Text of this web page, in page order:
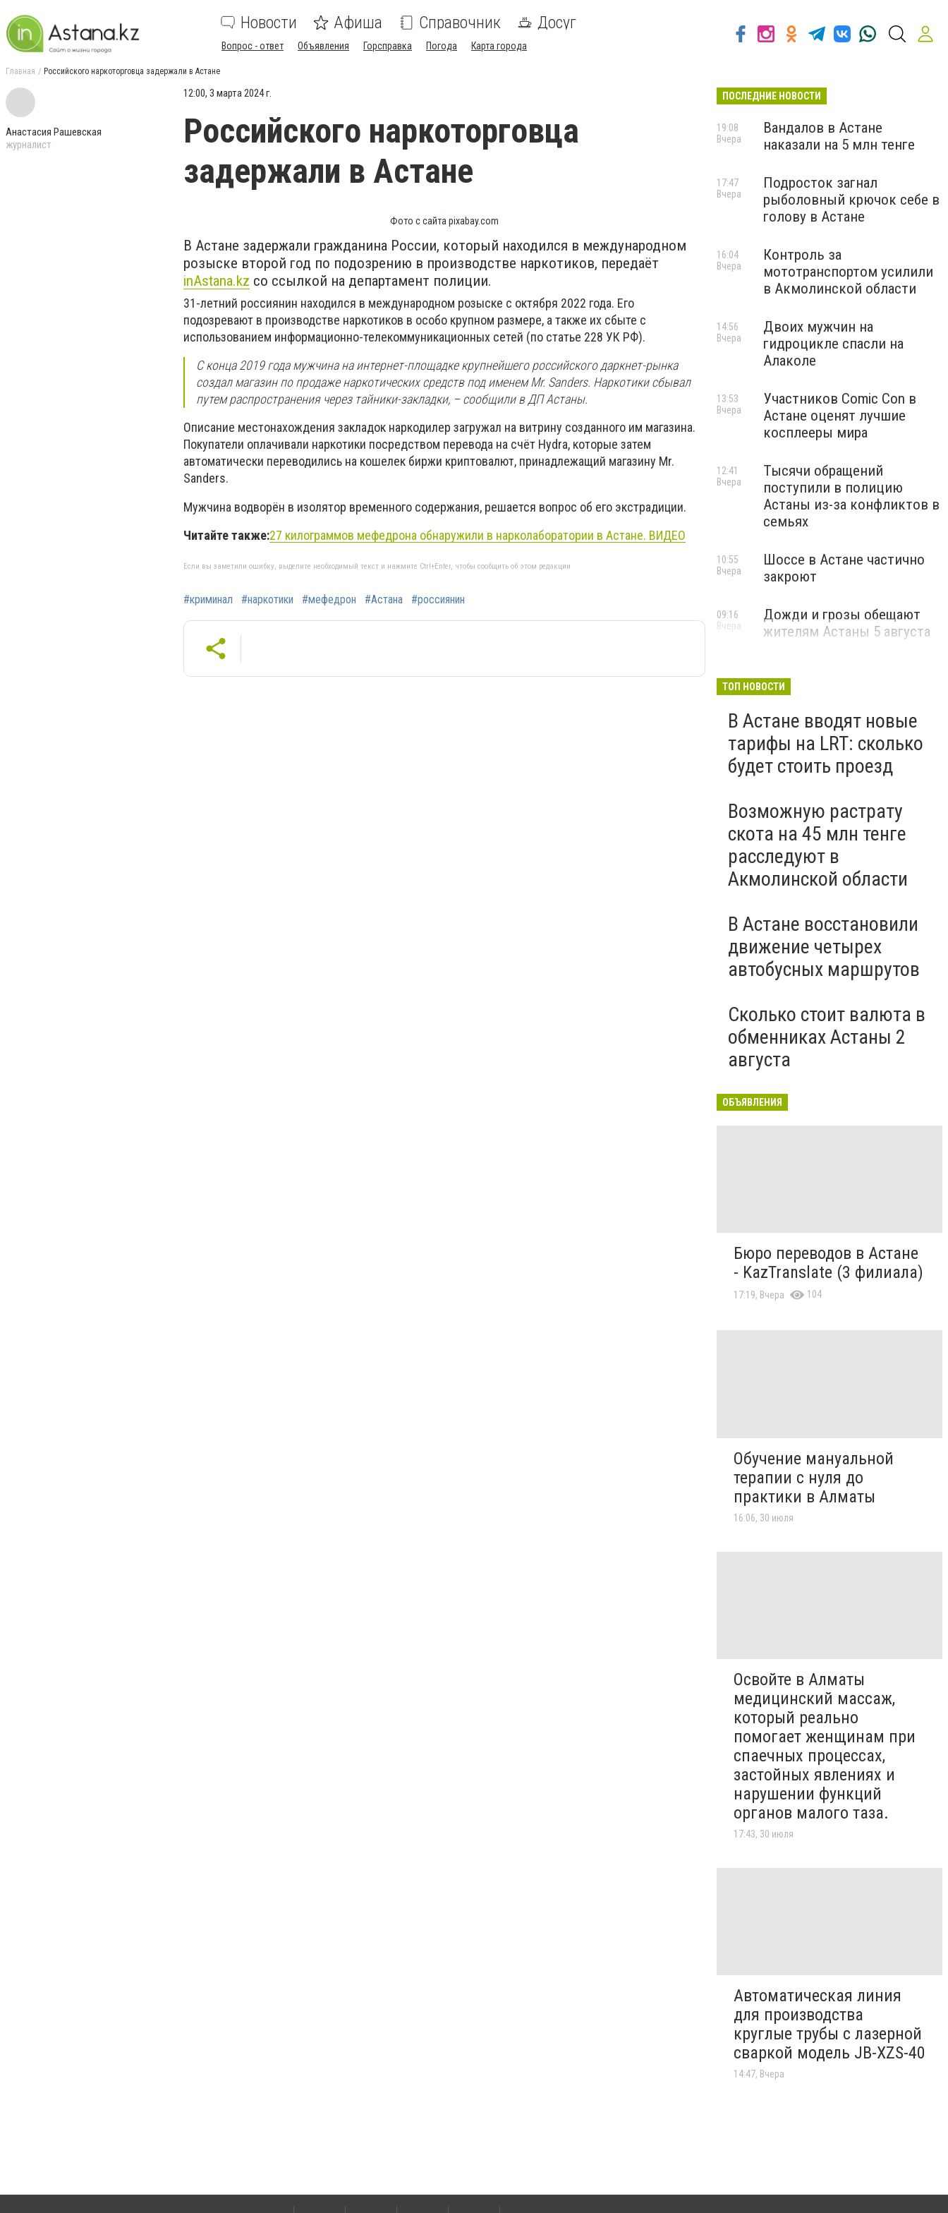
Новости Афиша Справочник Досуг
Вопрос - ответ Объявления Горсправка Погода Карта города
Главная Российского наркоторговца задержали в Астане
Анастасия Рашевская
журналист
12:00, 3 марта 2024 г.
Российского наркоторговца
задержали в Астане
Фото с сайта pixabay.com
В Астане задержали гражданина России, который находился в международном
розыске второй год по подозрению в производстве наркотиков, передаёт
inАstana.kz со ссылкой на департамент полиции.
31-летний россиянин находился в международном розыске с октября 2022 года. Его
подозревают в производстве наркотиков в особо крупном размере, а также их сбыте с
использованием информационно-телекоммуникационных сетей (по статье 228 УК РФ).
С конца 2019 года мужчина на интернет-площадке крупнейшего российского даркнет-рынка
создал магазин по продаже наркотических средств под именем Mr. Sanders. Наркотики сбывал
путем распространения через тайники-закладки, – сообщили в ДП Астаны.
Описание местонахождения закладок наркодилер загружал на витрину созданного им магазина.
Покупатели оплачивали наркотики посредством перевода на счёт Hydra, которые затем
автоматически переводились на кошелек биржи криптовалют, принадлежащий магазину Mr.
Sanders.
Мужчина водворён в изолятор временного содержания, решается вопрос об его экстрадиции.
Читайте также:27 килограммов мефедрона обнаружили в нарколаборатории в Астане. ВИДЕО
Если вы заметили ошибку, выделите необходимый текст и нажмите Ctrl+Enter, чтобы сообщить об этом редакции
#криминал #наркотики #мефедрон #Астана #россиянин
ПОСЛЕДНИЕ НОВОСТИ
Вандалов в Астане
наказали на 5 млн тенге
19:08
Вчера
Подросток загнал
рыболовный крючок себе в
голову в Астане
17:47
Вчера
Контроль за
мототранспортом усилили
в Акмолинской области
16:04
Вчера
Двоих мужчин на
гидроцикле спасли на
Алаколе
14:56
Вчера
Участников Comic Con в
Астане оценят лучшие
косплееры мира
13:53
Вчера
Тысячи обращений
поступили в полицию
Астаны из-за конфликтов в
семьях
12:41
Вчера
Шоссе в Астане частично
закроют
10:55
Вчера
Дожди и грозы обещают
жителям Астаны 5 августа
09:16
Вчера
ТОП НОВОСТИ
В Астане вводят новые
тарифы на LRT: сколько
будет стоить проезд
Возможную растрату
скота на 45 млн тенге
расследуют в
Акмолинской области
В Астане восстановили
движение четырех
автобусных маршрутов
Сколько стоит валюта в
обменниках Астаны 2
августа
ОБЪЯВЛЕНИЯ
Бюро переводов в Астане
- KazTranslate (3 филиала)
17:19, Вчера 104
Обучение мануальной
терапии с нуля до
практики в Алматы
16:06, 30 июля
Освойте в Алматы
медицинский массаж,
который реально
помогает женщинам при
спаечных процессах,
застойных явлениях и
нарушении функций
органов малого таза.
17:43, 30 июля
Автоматическая линия
для производства
круглые трубы с лазерной
сваркой модель JB-XZS-40
14:47, Вчера